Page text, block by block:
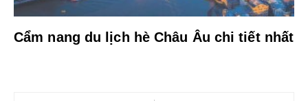
Cẩm nang du lịch hè Châu Âu chi tiết nhất